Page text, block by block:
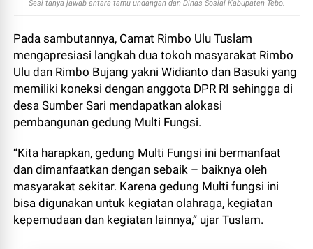
Sesi tanya jawab antara tamu undangan dan Dinas Sosial Kabupaten Tebo.
Pada sambutannya, Camat Rimbo Ulu Tuslam
mengapresiasi langkah dua tokoh masyarakat Rimbo
Ulu dan Rimbo Bujang yakni Widianto dan Basuki yang
memiliki koneksi dengan anggota DPR RI sehingga di
desa Sumber Sari mendapatkan alokasi
pembangunan gedung Multi Fungsi.
“Kita harapkan, gedung Multi Fungsi ini bermanfaat
dan dimanfaatkan dengan sebaik – baiknya oleh
masyarakat sekitar. Karena gedung Multi fungsi ini
bisa digunakan untuk kegiatan olahraga, kegiatan
kepemudaan dan kegiatan lainnya,” ujar Tuslam.